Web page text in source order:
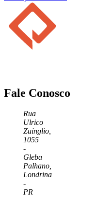
Fale Conosco
Rua
Ulrico
Zuínglio,
1055
-
Gleba
Palhano,
Londrina
-
PR